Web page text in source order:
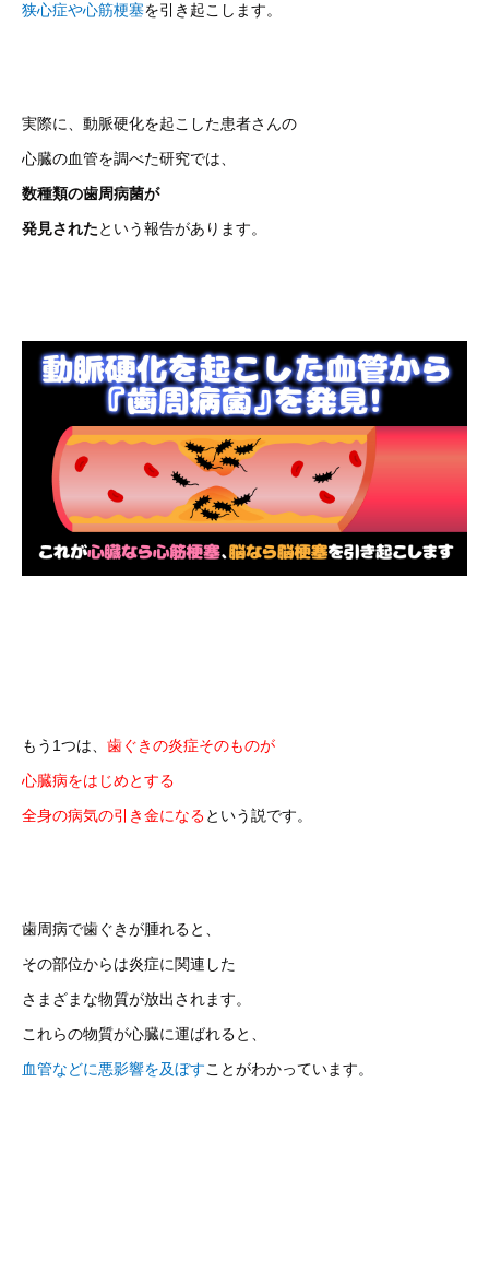
狭心症や心筋梗塞を引き起こします。
実際に、動脈硬化を起こした患者さんの
心臓の血管を調べた研究では、
数種類の歯周病菌が
発見されたという報告があります。
もう1つは、 歯ぐきの炎症そのものが
心臓病をはじめとする
全身の病気の引き金になるという説です。
歯周病で歯ぐきが腫れると、
その部位からは炎症に関連した
さまざまな物質が放出されます。
これらの物質が心臓に運ばれると、
血管などに悪影響を及ぼすことがわかっています。